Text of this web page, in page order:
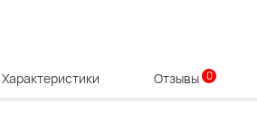
Характеристики Отзывы 0